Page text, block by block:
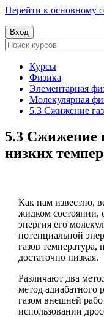
Перейти к основному
Вход
Курсы
Физика
Элементарная
Молекулярная
5.3 Сжижение
5.3 Сжижение
низких
Как нам известно,
жидком состоянии,
энергия его
потенциальной
газов
достаточно низкая.
Различают два
метод адиабатного
газом внешней
использовании